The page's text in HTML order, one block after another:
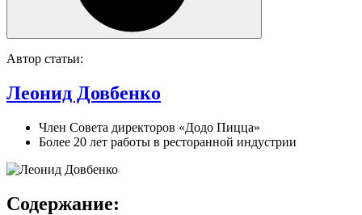
Автор статьи:
Леонид Довбенко
Член Совета директоров «Додо Пицца»
Более 20 лет работы в ресторанной индустрии
Содержание: